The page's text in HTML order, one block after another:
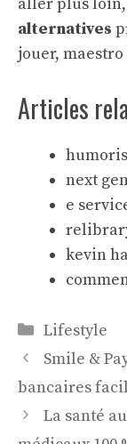
alternatives
jouer,
Articles
next
e
kevin
Catégories
Lifestyle
Smile &
bancaires
La santé